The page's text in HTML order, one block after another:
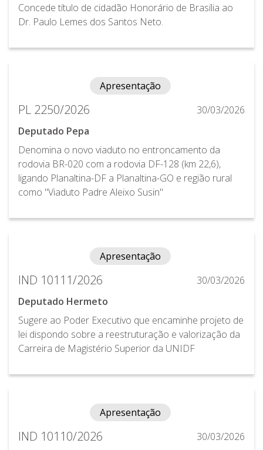
Concede título de cidadão Honorário de Brasília ao
Dr. Paulo Lemes dos Santos Neto.
Apresentação
PL 2250/2026
30/03/2026
Deputado Pepa
Denomina o novo viaduto no entroncamento da
rodovia BR-020 com a rodovia DF-128 (km 22,6),
ligando Planaltina-DF a Planaltina-GO e região rural
como "Viaduto Padre Aleixo Susin"
Apresentação
IND 10111/2026
30/03/2026
Deputado Hermeto
Sugere ao Poder Executivo que encaminhe projeto de
lei dispondo sobre a reestruturação e valorização da
Carreira de Magistério Superior da UNIDF
Apresentação
IND 10110/2026
30/03/2026